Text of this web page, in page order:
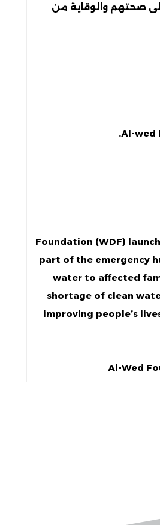
صحتهم والوقاية من
Al-wed
Foundation (WDF)
part of the emergency
water to affected
shortage of clean
improving people’s
Al-Wed